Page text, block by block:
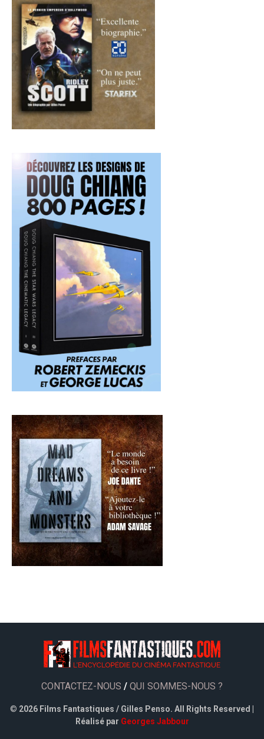
CONTACTEZ-NOUS / QUI SOMMES-NOUS ?
© 2026 Films Fantastiques / Gilles Penso. All Rights Reserved |
Réalisé par Georges Jabbour